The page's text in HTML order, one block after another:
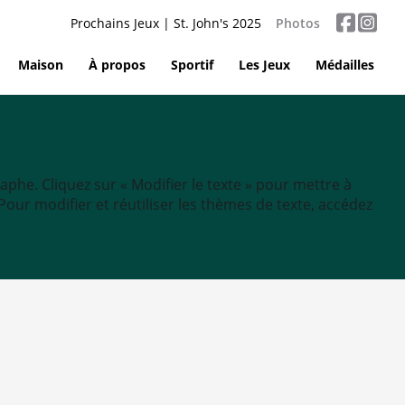
Prochains Jeux | St. John's 2025 Photos
Maison À propos Sportif Les Jeux Médailles
Cliquez sur « Modifier le texte » pour mettre à
modifier et réutiliser les thèmes de texte, accédez